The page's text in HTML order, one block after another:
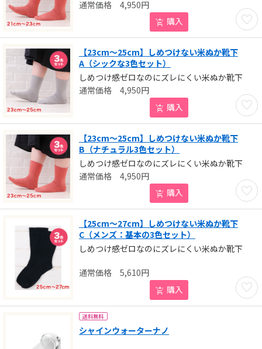
お気
4,950円
購入
【23cm～25cm】しめつけない米ぬか靴下
A（シックな3色セット）
しめつけ感ゼロなのにズレにくい米ぬか靴下
お気
4,950円
購入
【23cm～25cm】しめつけない米ぬか靴下
B（ナチュラル3色セット）
しめつけ感ゼロなのにズレにくい米ぬか靴下
お気
4,950円
購入
【25cm～27cm】しめつけない米ぬか靴下
C（メンズ：基本の3色セット）
しめつけ感ゼロなのにズレにくい米ぬか靴下
お気
5,610円
購入
送料無料
シャインウォーターナノ